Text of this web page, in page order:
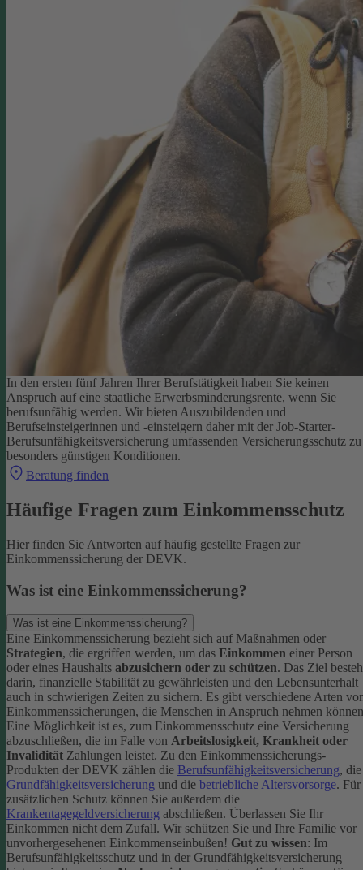
In den ersten fünf Jahren Ihrer Berufstätigkeit haben Sie keinen
Anspruch auf eine staatliche Erwerbsminderungsrente, wenn Sie
berufsunfähig werden. Wir bieten Auszubildenden und
Berufseinsteigerinnen und -einsteigern daher mit der Job-Starter-
Berufsunfähigkeitsversicherung umfassenden Versicherungsschutz zu
besonders günstigen Konditionen.
Beratung finden
Häufige Fragen zum Einkommensschutz
Hier finden Sie Antworten auf häufig gestellte Fragen zur
Einkommenssicherung der DEVK.
Was ist eine Einkommenssicherung?
Was ist eine Einkommenssicherung?
Eine Einkommenssicherung bezieht sich auf Maßnahmen oder
Strategien, die ergriffen werden, um das Einkommen einer Person
oder eines Haushalts abzusichern oder zu schützen. Das Ziel
darin, finanzielle Stabilität zu gewährleisten und den Lebensunterhalt
auch in schwierigen Zeiten zu sichern. Es gibt verschiedene Arten
Einkommenssicherungen, die Menschen in Anspruch nehmen
Eine Möglichkeit ist es, zum Einkommensschutz eine Versicherung
abzuschließen, die im Falle von Arbeitslosigkeit, Krankheit oder
Invalidität Zahlungen leistet. Zu den Einkommenssicherungs-
Produkten der DEVK zählen die Berufsunfähigkeitsversicherung, die
Grundfähigkeitsversicherung und die betriebliche Altersvorsorge. Für
zusätzlichen Schutz können Sie außerdem die
Krankentagegeldversicherung abschließen. Überlassen Sie Ihr
Einkommen nicht dem Zufall. Wir schützen Sie und Ihre Familie vor
unvorhergesehenen Einkommenseinbußen! Gut zu wissen: Im
Berufsunfähigkeitsschutz und in der Grundfähigkeitsversicherung